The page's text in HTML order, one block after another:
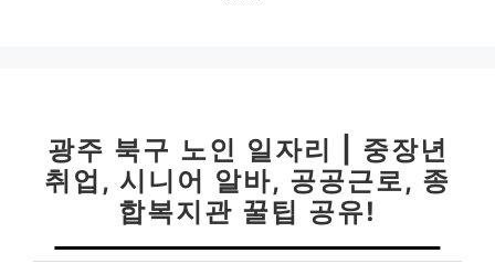
광주 북구 노인 일자리 | 중장년
취업, 시니어 알바, 공공근로, 종
합복지관 꿀팁 공유!